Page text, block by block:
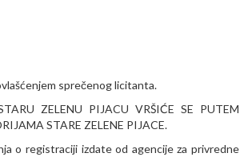
sprečenog licitanta.
ZELENU PIJACU VRŠIĆE SE PUTEM
STARE ZELENE PIJACE.
o registraciji izdate od agencije za privredne